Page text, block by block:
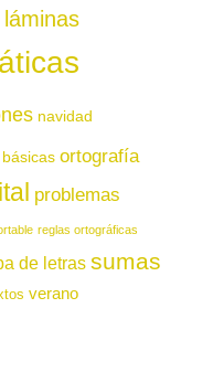
láminas
navidad
ortografía
problemas
reglas ortográficas
de letras sumas
verano